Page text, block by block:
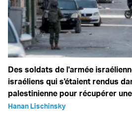
Des soldats de l'armée
israéliens qui s'étaient rendus
palestinienne pour récupérer
Hanan Lischinsky